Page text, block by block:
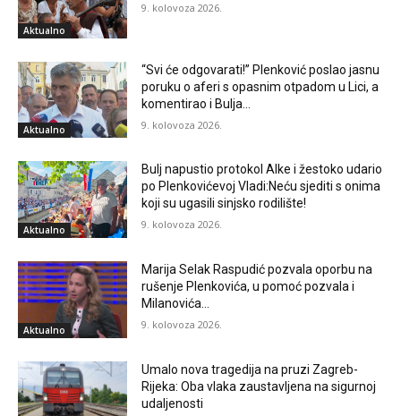
Aktualno
9. kolovoza 2026.
Aktualno
“Svi će odgovarati!” Plenković poslao jasnu
poruku o aferi s opasnim otpadom u Lici, a
komentirao i Bulja…
9. kolovoza 2026.
Aktualno
Bulj napustio protokol Alke i žestoko udario
po Plenkovićevoj Vladi:Neću sjediti s onima
koji su ugasili sinjsko rodilište!
9. kolovoza 2026.
Aktualno
Marija Selak Raspudić pozvala oporbu na
rušenje Plenkovića, u pomoć pozvala i
Milanovića…
9. kolovoza 2026.
Umalo nova tragedija na pruzi Zagreb-
Rijeka: Oba vlaka zaustavljena na sigurnoj
udaljenosti